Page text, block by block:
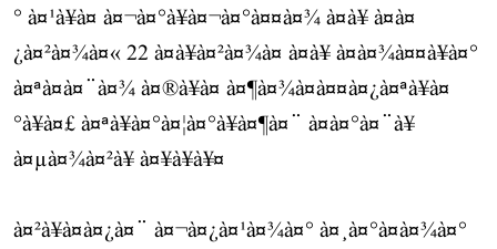
° à¤¹à¥à¤ à¤¬à¤°à¥à¤¬à¤°à¤¤à¤¾ à¤à¥ à¤à¤
¿à¤²à¤¾à¤« 22 à¤à¥à¤²à¤¾à¤ à¤à¥ à¤à¤¾à¤¤à¥à¤°
à¤ªà¤à¤¨à¤¾ à¤®à¥à¤ à¤¶à¤¾à¤à¤¤à¤¿à¤ªà¥à¤
°à¥à¤£ à¤ªà¥à¤°à¤¦à¤°à¥à¤¶à¤¨ à¤à¤°à¤¨à¥
à¤µà¤¾à¤²à¥ à¤¥à¥à¥¤
à¤²à¥à¤à¤¿à¤¨ à¤¬à¤¿à¤¹à¤¾à¤° à¤¸à¤°à¤à¤¾à¤°